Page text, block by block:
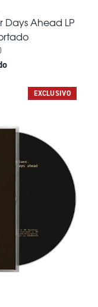
Days Ahead LP
EXCLUSIVO